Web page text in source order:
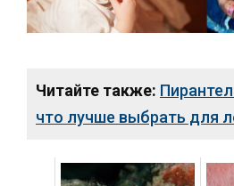
Читайте также:
что лучше выбрать для